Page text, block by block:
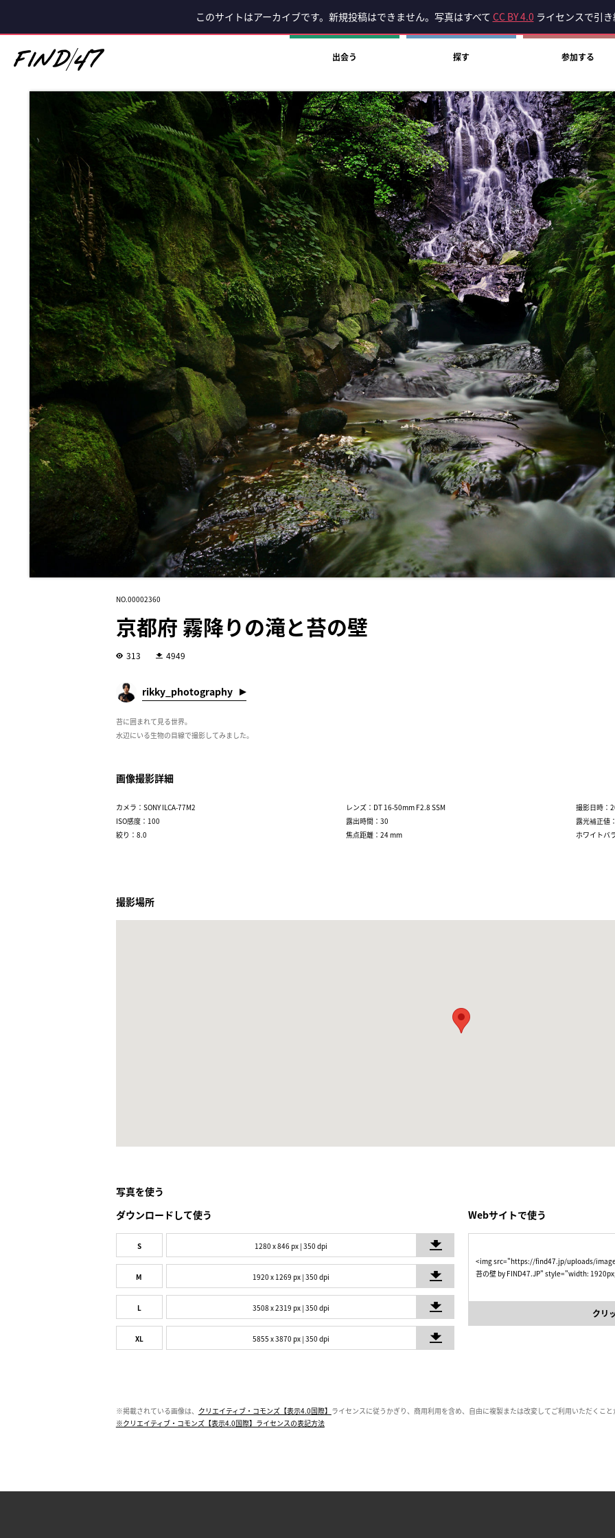
このサイトはアーカイブです。新規投稿はできません。写真はすべて CC BY 4.0 ライセンスで引き
出会う 探す 参加する
NO.00002360
京都府 霧降りの滝と苔の壁
313 4949
rikky_photography
苔に囲まれて見る世界。
水辺にいる生物の目線で撮影してみました。
画像撮影詳細
カメラ：SONY ILCA-77M2 レンズ：DT 16-50mm F2.8 SSM
撮影日時：
ISO感度：100
露出時間：30
露光補正値
絞り：8.0
焦点距離：24 mm ホワイトバ
撮影場所
写真を使う
ダウンロードして使う
S 1280 x 846 px | 350 dpi
M 1920 x 1269 px | 350 dpi
L 3508 x 2319 px | 350 dpi
XL 5855 x 3870 px | 350 dpi
Webサイトで使う
<img src="https://find47.jp/uploads/
苔の壁 by FIND47.JP" style="width:
クリ
※掲載されている画像は、 クリエイティブ・コモンズ【表示4.0国際】 ライセンスに従うかぎり、商用利用を含め、自由に複製または改変してご利用いただくこと
※クリエイティブ・コモンズ【表示4.0国際】ライセンスの表記方法